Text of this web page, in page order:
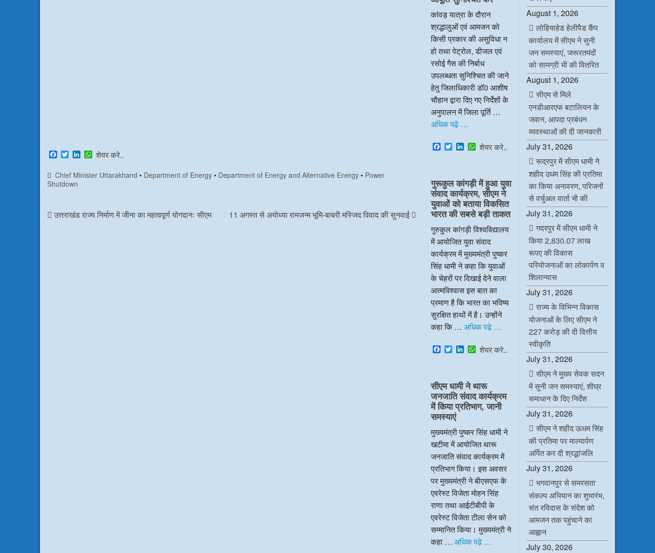
F
a
c
e
b
T
w
i
t
t
L
k
W
t
शेयर करे..
Chief Minister Uttarakhand • Department of Energy • Department of Energy and Alternative Energy • Power
Shutdown
उत्तराखंड राज्य निर्माण में जीना का महत्वपूर्ण योगदानः सीएम 11 अगस्त से अयोध्या रामजन्म भूमि-बाबरी मस्जिद विवाद की सुनवाई
कांवड़ यात्रा के दौरान
श्रद्धालुओं एवं आमजन को
किसी प्रकार की असुविधा न
हो तथा पेट्रोल, डीजल एवं
रसोई गैस की निर्बाध
उपलब्धता सुनिश्चित की जाने
हेतु जिलाधिकारी डॉ0 आशीष
चौहान द्वारा दिए गए निर्देशों के
अनुपालन में जिला पूर्ति …
अधिक पढे़ …
F
a
o
o
k
T
w
e
r
L
i
e
d
I
n
W
h
s
A
p
p
शेयर करे..
गुरूकुल कांगड़ी में हुआ युवा
संवाद कार्यक्रम, सीएम ने
युवाओं को बताया विकसित
भारत की सबसे बड़ी ताकत
गुरुकुल कांगड़ी विश्वविद्यालय
में आयोजित युवा संवाद
कार्यक्रम में मुख्यमंत्री पुष्कर
सिंह धामी ने कहा कि युवाओं
के चेहरों पर दिखाई देने वाला
आत्मविश्वास इस बात का
प्रमाण है कि भारत का भविष्य
सुरक्षित हाथों में है। उन्होंने
कहा कि … अधिक पढे़ …
F
a
o
o
k
T
w
e
r
L
i
e
d
I
n
W
h
A
p
p
शेयर करे..
सीएम धामी ने थारू
जनजाति संवाद कार्यक्रम
में किया प्रतिभाग, जानी
समस्याएं
मुख्यमंत्री पुष्कर सिंह धामी ने
खटीमा में आयोजित थारू
जनजाति संवाद कार्यक्रम में
प्रतिभाग किया। इस अवसर
पर मुख्यमंत्री ने बीएसएफ के
एवरेस्ट विजेता मोहन सिंह
राणा तथा आईटीबीपी के
एवरेस्ट विजेता टीला सेन को
सम्मानित किया। मुख्यमंत्री ने
कहा … अधिक पढे़ …
August 1, 2026
लोहियाहेड हेलीपैड कैंप
कार्यालय में सीएम ने सुनी
जन समस्याएं, जरूरतमंदों
को सामग्री भी की वितरित
August 1, 2026
सीएम से मिले
एनडीआरएफ बटालियन के
जवान, आपदा प्रबंधन
व्यवस्थाओं की दी जानकारी
July 31, 2026
रूद्रपुर में सीएम धामी ने
शहीद उधम सिंह की प्रतिमा
का किया अनावरण, परिजनों
से वर्चुअल वार्ता भी की
July 31, 2026
गदरपुर में सीएम धामी ने
किया 2,830.07 लाख
रूपए की विकास
परियोजनाओं का लोकार्पण व
शिलान्यास
July 31, 2026
राज्य के विभिन्न विकास
योजनाओं के लिए सीएम ने
227 करोड़ की दी वित्तीय
स्वीकृति
July 31, 2026
सीएम ने मुख्य सेवक सदन
में सुनी जन समस्याएं, शीघ्र
समाधान के दिए निर्देश
July 31, 2026
सीएम ने शहीद ऊधम सिंह
की प्रतिमा पर माल्यार्पण
अर्पित कर दी श्रद्धांजलि
July 31, 2026
भगवानपुर से समरसता
संकल्प अभियान का शुभारंभ,
संत रविदास के संदेश को
आमजन तक पहुंचाने का
आह्वान
July 30, 2026